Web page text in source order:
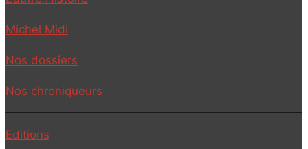
Michel Midi
Nos dossiers
Nos chroniqueurs
Editions